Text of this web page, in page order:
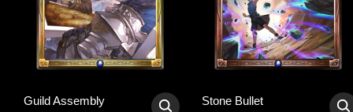
Guild Assembly Stone Bullet